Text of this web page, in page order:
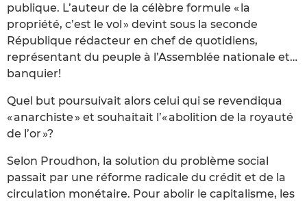
publique. L’auteur de la célèbre formule « la
propriété, c’est le vol » devint sous la seconde
République rédacteur en chef de quotidiens,
représentant du peuple à l’Assemblée nationale et…
banquier!
Quel but poursuivait alors celui qui se revendiqua
« anarchiste » et souhaitait l’« abolition de la royauté
de l’or »?
Selon Proudhon, la solution du problème social
passait par une réforme radicale du crédit et de la
circulation monétaire. Pour abolir le capitalisme, les